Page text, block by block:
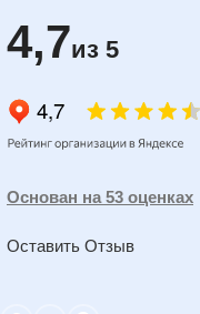
4,7из 5
Основан на 53 оценках
Оставить Отзыв